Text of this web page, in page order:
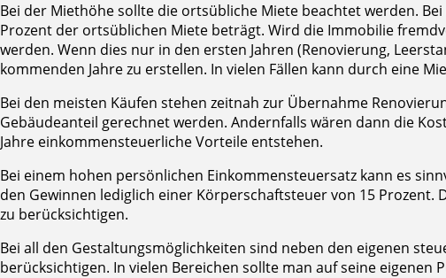
Bei der Miethöhe sollte die ortsübliche Miete beachtet werden.
Prozent der ortsüblichen Miete beträgt. Wird die Immobilie
werden. Wenn dies nur in den ersten Jahren (Renovierung,
kommenden Jahre zu erstellen. In vielen Fällen kann durch eine
Bei den meisten Käufen stehen zeitnah zur Übernahme
Gebäudeanteil gerechnet werden. Andernfalls wären dann die
Jahre einkommensteuerliche Vorteile entstehen.
Bei einem hohen persönlichen Einkommensteuersatz kann es
den Gewinnen lediglich einer Körperschaftsteuer von 15
zu berücksichtigen.
Bei all den Gestaltungsmöglichkeiten sind neben den eigenen
berücksichtigen. In vielen Bereichen sollte man auf seine eigenen